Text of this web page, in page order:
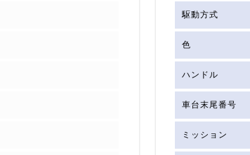
駆動方式
色
ハンドル
車台末尾番号
ミッション